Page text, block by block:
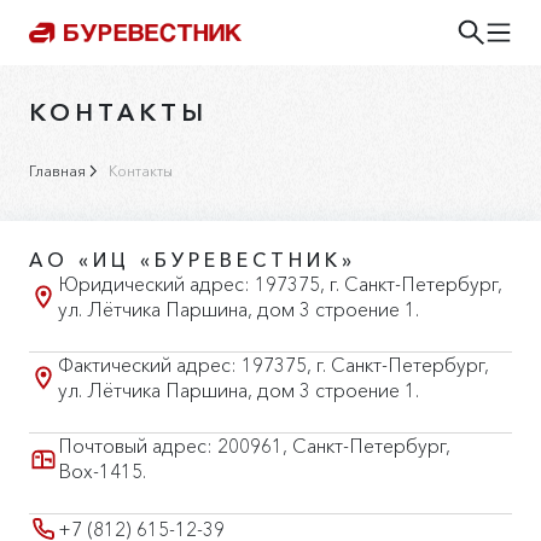
КОНТАКТЫ
Главная Контакты
АО «ИЦ «БУРЕВЕСТНИК»
Юридический адрес: 197375, г. Санкт-Петербург,
ул. Лётчика Паршина, дом 3 строение 1.
Фактический адрес: 197375, г. Санкт-Петербург,
ул. Лётчика Паршина, дом 3 строение 1.
Почтовый адрес: 200961, Санкт-Петербург,
Вох-1415.
+7 (812) 615-12-39